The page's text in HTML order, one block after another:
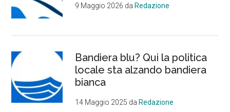
9 Maggio 2026 daRedazione
Bandiera blu? Qui la politica
locale sta alzando bandiera
bianca
14 Maggio 2025 daRedazione